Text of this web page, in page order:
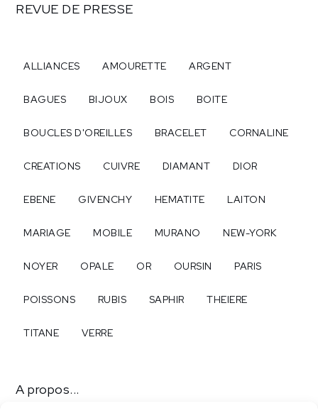
REVUE DE PRESSE
ALLIANCES AMOURETTE ARGENT
BAGUES BIJOUX BOIS BOITE
BOUCLES D'OREILLES BRACELET CORNALINE
CREATIONS CUIVRE DIAMANT DIOR
EBENE GIVENCHY HEMATITE LAITON
MARIAGE MOBILE MURANO NEW-YORK
NOYER OPALE OR OURSIN PARIS
POISSONS RUBIS SAPHIR THEIERE
TITANE VERRE
A propos...